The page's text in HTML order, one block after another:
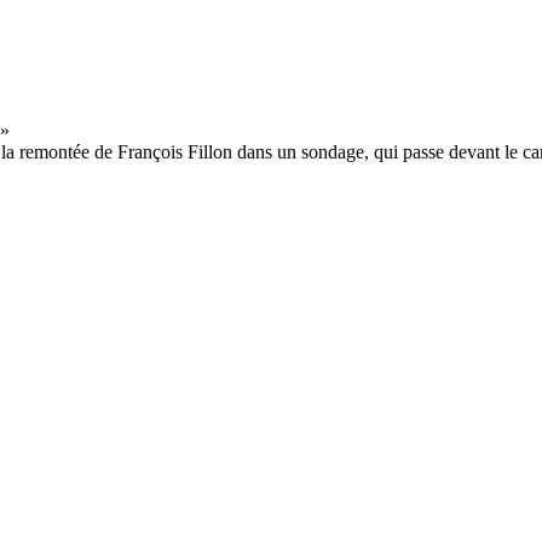
remontée de François Fillon dans un sondage, qui passe devant le